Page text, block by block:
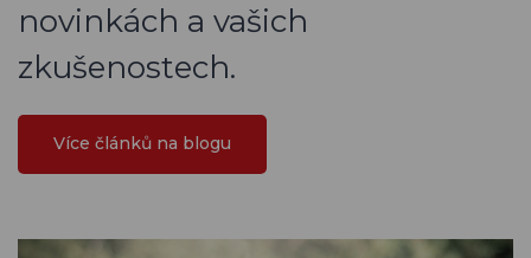
novinkách a vašich
zkušenostech.
Více článků na blogu